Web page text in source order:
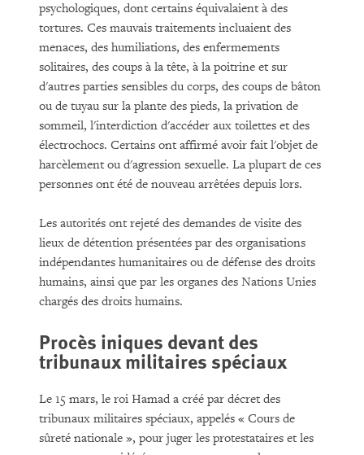
psychologiques, dont certains équivalaient à des
tortures. Ces mauvais traitements incluaient des
menaces, des humiliations, des enfermements
solitaires, des coups à la tête, à la poitrine et sur
d'autres parties sensibles du corps, des coups de bâton
ou de tuyau sur la plante des pieds, la privation de
sommeil, l'interdiction d'accéder aux toilettes et des
électrochocs. Certains ont affirmé avoir fait l'objet de
harcèlement ou d'agression sexuelle. La plupart de ces
personnes ont été de nouveau arrêtées depuis lors.
Les autorités ont rejeté des demandes de visite des
lieux de détention présentées par des organisations
indépendantes humanitaires ou de défense des droits
humains, ainsi que par les organes des Nations Unies
chargés des droits humains.
Procès iniques devant des
tribunaux militaires spéciaux
Le 15 mars, le roi Hamad a créé par décret des
tribunaux militaires spéciaux, appelés « Cours de
sûreté nationale », pour juger les protestataires et les